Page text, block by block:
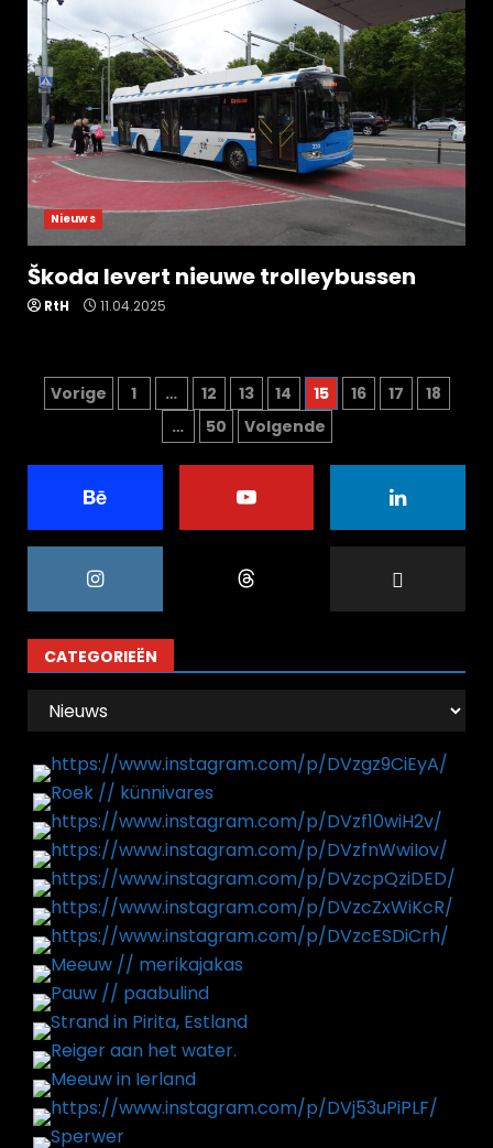
Nieuws
Škoda levert nieuwe trolleybussen
RtH 11.04.2025
Berichten
paginering
Vorige 1 … 12 13 14 15 16 17
18
…
50 Volgende
CATEGORIEËN
Categorieën